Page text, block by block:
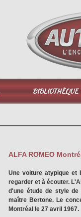
BIBLIOTHÈQUE
ALFA ROMEO
Une voiture atypique et
regarder et à écouter.
d'une étude de style
maître Bertone. Le
Montréal le 27 avril 1967.